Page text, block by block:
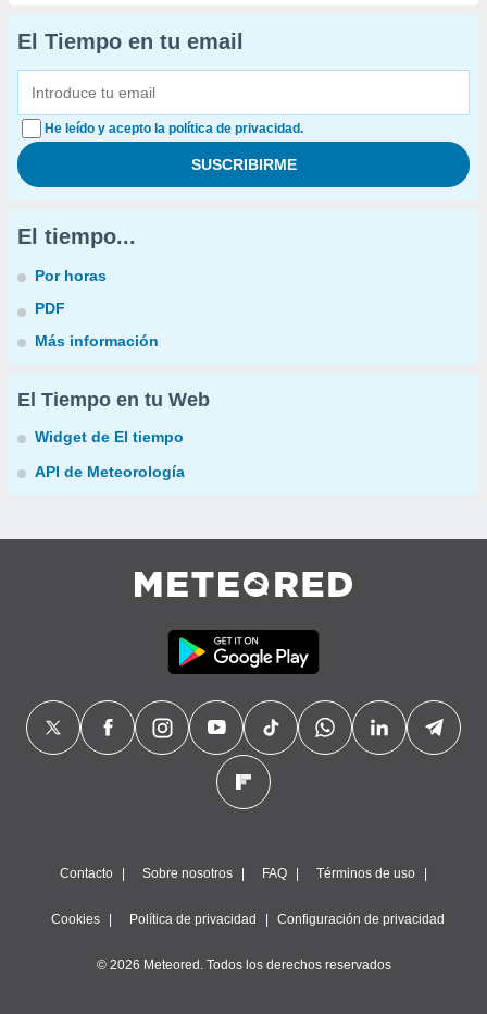
El Tiempo en tu email
He leído y acepto la política de privacidad.
El tiempo...
Por horas
PDF
Más información
El Tiempo en tu Web
Widget de El tiempo
API de Meteorología
Contacto Sobre nosotros FAQ Términos de uso
Cookies Política de privacidad Configuración de privacidad
© 2026 Meteored. Todos los derechos reservados